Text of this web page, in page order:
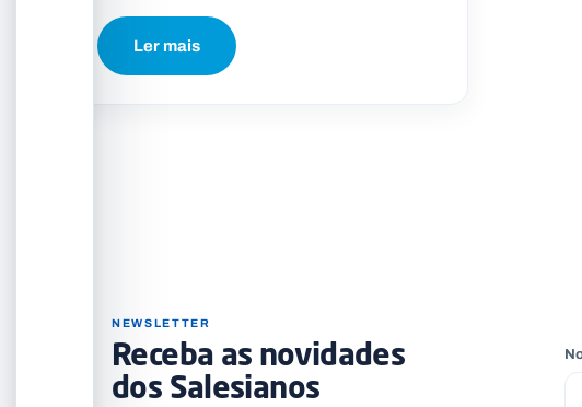
Ler mais
NEWSLETTER
Receba as novidades
dos Salesianos